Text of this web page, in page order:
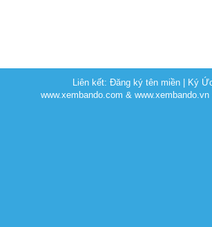
Liên kết:Đăng ký tên miền Ký
www.xembando.com &